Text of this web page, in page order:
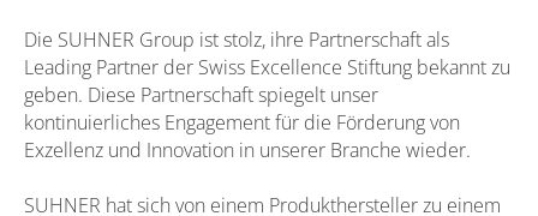
Die SUHNER Group ist stolz, ihre Partnerschaft als
Leading Partner der Swiss Excellence Stiftung bekannt zu
geben. Diese Partnerschaft spiegelt unser
kontinuierliches Engagement für die Förderung von
Exzellenz und Innovation in unserer Branche wieder.
SUHNER hat sich von einem Produkthersteller zu einem